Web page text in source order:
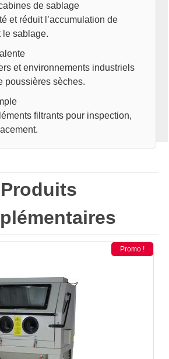
de sablage
et réduit l’accumulation de
le sablage.
et environnements industriels
poussières sèches.
filtrants pour inspection,
Produits
Promo !